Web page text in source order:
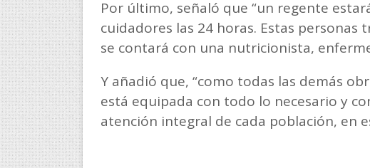
Por último, señaló que “un regente
cuidadores las 24 horas. Estas
se contará con una nutricionista,
Y añadió que, “como todas las demás
está equipada con todo lo necesario y
atención integral de cada población, en